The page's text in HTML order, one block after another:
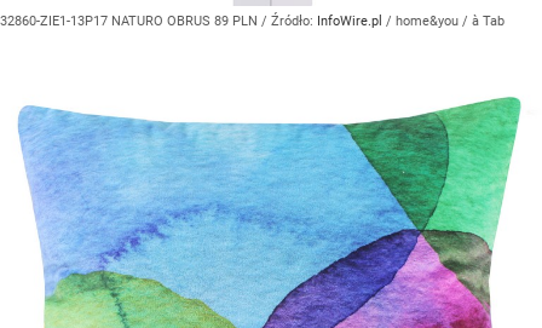
32860-ZIE1-13P17 NATURO OBRUS 89 PLN / Źródło: InfoWire.pl / home&you / à Tab